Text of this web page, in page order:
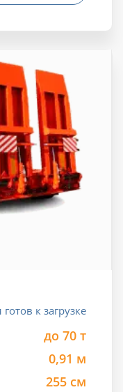
к загрузке
до 70 т
0,91 м
255 см